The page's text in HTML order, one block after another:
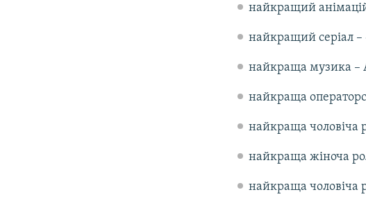
найкращий
найкращий серіал
найкраща музика –
найкраща
найкраща чоловіча
найкраща жіноча
найкраща чоловіча